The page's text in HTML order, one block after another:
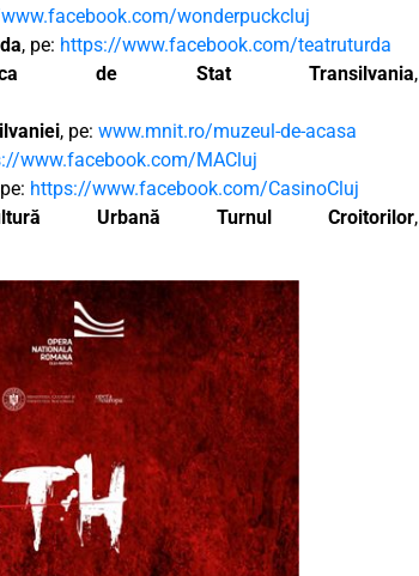
wonderpuckcluj
, pe: https://www.facebook.com/teatruturda
de Stat Transilvania,
, pe: www.mnit.ro/muzeul-de-acasa
www.facebook.com/MACluj
https://www.facebook.com/CasinoCluj
Urbană Turnul Croitorilor,